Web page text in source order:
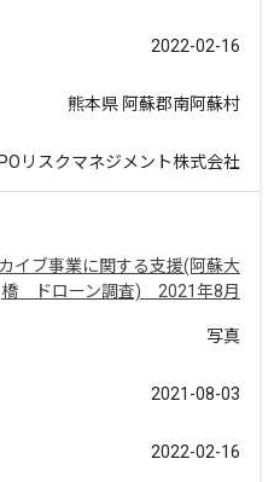
2022-02-16
熊本県 阿蘇郡南阿蘇村
リスクマネジメント株式会社
イブ事業に関する支援(阿蘇大
橋 ドローン調査) 2021年8月
写真
2021-08-03
2022-02-16